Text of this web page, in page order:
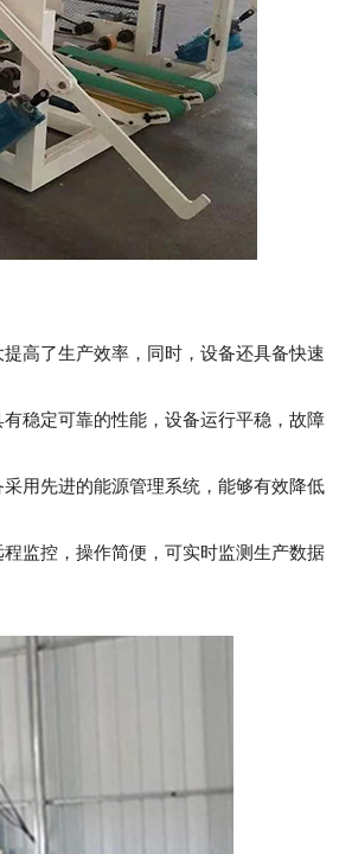
高了生产效率，同时，设备还具备快速
稳定可靠的性能，设备运行平稳，故障
用先进的能源管理系统，能够有效降低
监控，操作简便，可实时监测生产数据